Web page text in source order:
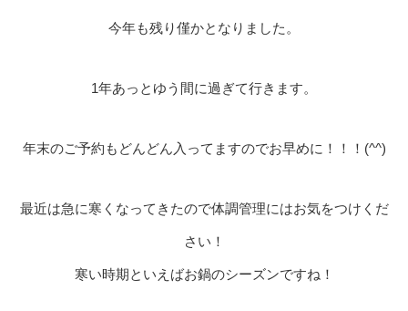
今年も残り僅かとなりました。
1年あっとゆう間に過ぎて行きます。
年末のご予約もどんどん入ってますのでお早めに！！！(^^)
最近は急に寒くなってきたので体調管理にはお気をつけくだ
さい！
寒い時期といえばお鍋のシーズンですね！